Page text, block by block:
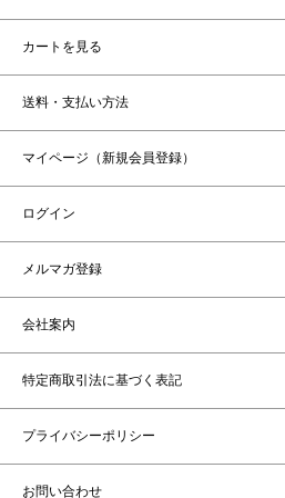
カートを見る
送料・支払い方法
マイページ（新規会員登録）
ログイン
メルマガ登録
会社案内
特定商取引法に基づく表記
プライバシーポリシー
お問い合わせ